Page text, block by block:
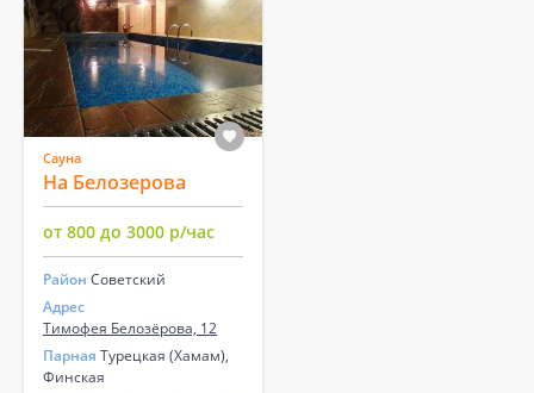
Сауна
На Белозерова
от 800 до 3000 р/час
Район Советский
Адрес
Тимофея Белозёрова, 12
Парная Турецкая (Хамам),
Финская